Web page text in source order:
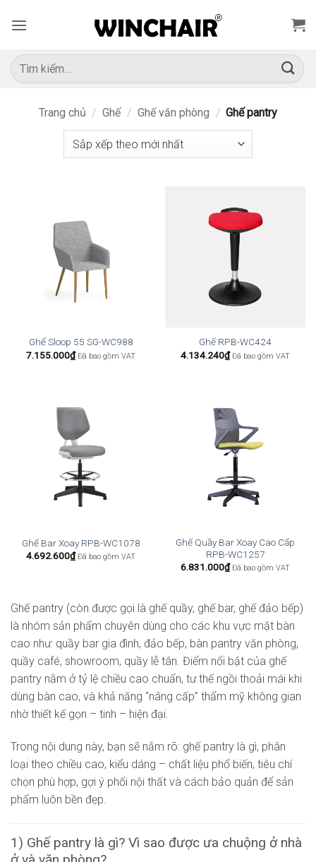
qua
dung
Tìm
kiếm:
Trang chủ / Ghế / Ghế văn phòng / Ghế pantry
Ghế Sloop 55 SG-WC988
7.155.000₫ Đã bao gồm VAT
Ghế RPB-WC424
4.134.240₫ Đã bao gồm VAT
Ghế Bar Xoay RPB-WC1078
4.692.600₫ Đã bao gồm VAT
Ghế Quầy Bar Xoay Cao Cấp
RPB-WC1257
6.831.000₫ Đã bao gồm VAT
Ghế pantry (còn được gọi là ghế quầy, ghế bar, ghế đảo bếp)
là nhóm sản phẩm chuyên dùng cho các khu vực mặt bàn
cao như: quầy bar gia đình, đảo bếp, bàn pantry văn phòng,
quầy café, showroom, quầy lễ tân. Điểm nổi bật của ghế
pantry nằm ở tỷ lệ chiều cao chuẩn, tư thế ngồi thoải mái khi
dùng bàn cao, và khả năng “nâng cấp” thẩm mỹ không gian
nhờ thiết kế gọn – tinh – hiện đại.
Trong nội dung này, bạn sẽ nắm rõ: ghế pantry là gì, phân
loại theo chiều cao, kiểu dáng – chất liệu phổ biến, tiêu chí
chọn phù hợp, gợi ý phối nội thất và cách bảo quản để sản
phẩm luôn bền đẹp.
1) Ghế pantry là gì? Vì sao được ưa chuộng ở nhà